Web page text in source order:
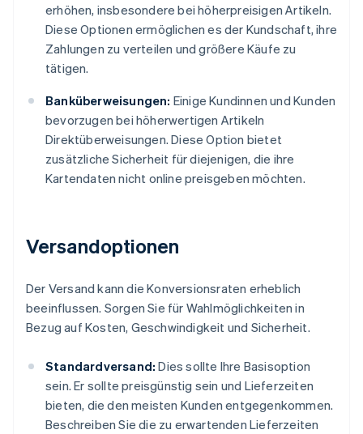
erhöhen, insbesondere bei höherpreisigen Artikeln.
Diese Optionen ermöglichen es der Kundschaft, ihre
Zahlungen zu verteilen und größere Käufe zu
tätigen.
Banküberweisungen: Einige Kundinnen und Kunden
bevorzugen bei höherwertigen Artikeln
Direktüberweisungen. Diese Option bietet
zusätzliche Sicherheit für diejenigen, die ihre
Kartendaten nicht online preisgeben möchten.
Versandoptionen
Der Versand kann die Konversionsraten erheblich
beeinflussen. Sorgen Sie für Wahlmöglichkeiten in
Bezug auf Kosten, Geschwindigkeit und Sicherheit.
Standardversand: Dies sollte Ihre Basisoption
sein. Er sollte preisgünstig sein und Lieferzeiten
bieten, die den meisten Kunden entgegenkommen.
Beschreiben Sie die zu erwartenden Lieferzeiten